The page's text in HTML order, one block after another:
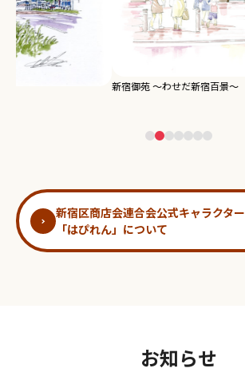
新宿御苑 ～わせだ新宿百景～
新宿区商店会連合会公式キャラクター
「はぴれん」について
お知らせ